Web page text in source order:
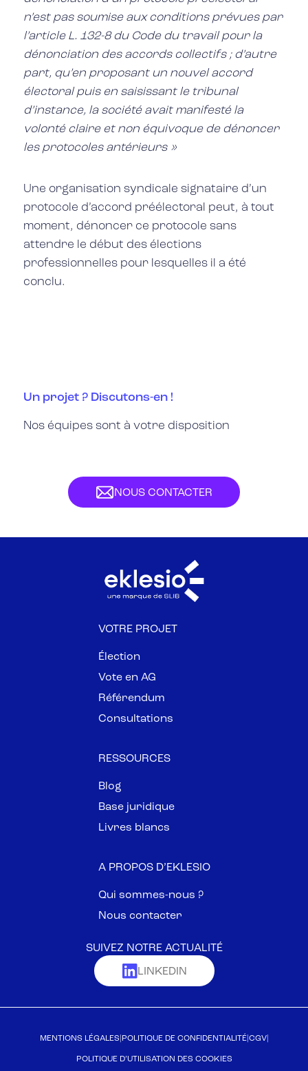
n’est pas soumise aux conditions prévues par
l’article L. 132-8 du Code du travail pour la
dénonciation des accords collectifs ; d’autre
part, qu’en proposant un nouvel accord
électoral puis en saisissant le tribunal
d’instance, la société avait manifesté la
volonté claire et non équivoque de dénoncer
les protocoles antérieurs »
Une organisation syndicale signataire d’un
protocole d’accord préélectoral peut, à tout
moment, dénoncer ce protocole sans
attendre le début des élections
professionnelles pour lesquelles il a été
conclu.
Un projet ? Discutons-en !
Nos équipes sont à votre disposition
NOUS CONTACTER
VOTRE PROJET
Élection
Vote en AG
Référendum
Consultations
RESSOURCES
Blog
Base juridique
Livres blancs
A PROPOS D’EKLESIO
Qui sommes-nous ?
Nous contacter
SUIVEZ NOTRE ACTUALITÉ
LINKEDIN
MENTIONS LÉGALES POLITIQUE DE CONFIDENTIALITÉ CGV
POLITIQUE D’UTILISATION DES COOKIES